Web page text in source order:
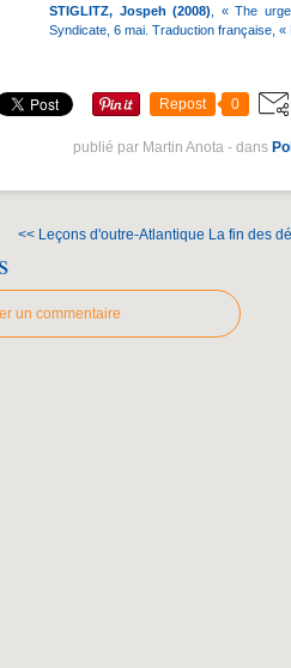
STIGLITZ, Jospeh (2008)
, « The
Syndicate, 6 mai. Traduction française, «
Repost 0
publié par Martin Anota - dans
<< Leçons d'outre-Atlantique La fin des
un commentaire